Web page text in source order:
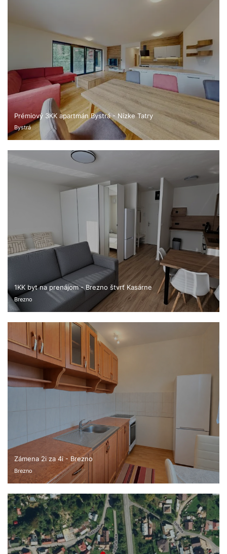
Prémiový 3KK apartmán Bystrá - Nízke Tatry
Bystrá
1KK byt na prenájom - Brezno štvrť Kasárne
Brezno
Zámena 2i za 4i - Brezno
Brezno